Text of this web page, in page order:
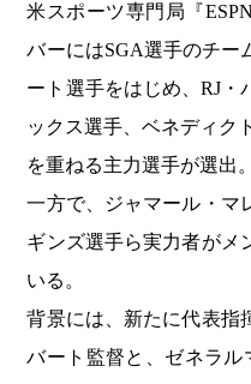
米スポーツ専門局『
バーにはSGA選手のチー
ート選手をはじめ、RJ
ックス選手、ベネディク
を重ねる主力選手が選出。
一方で、ジャマール・マ
ギンズ選手ら実力者がメ
いる。
背景には、新たに代表指
バート監督と、ゼネラル